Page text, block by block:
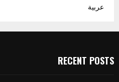
عربية
RECENT POSTS